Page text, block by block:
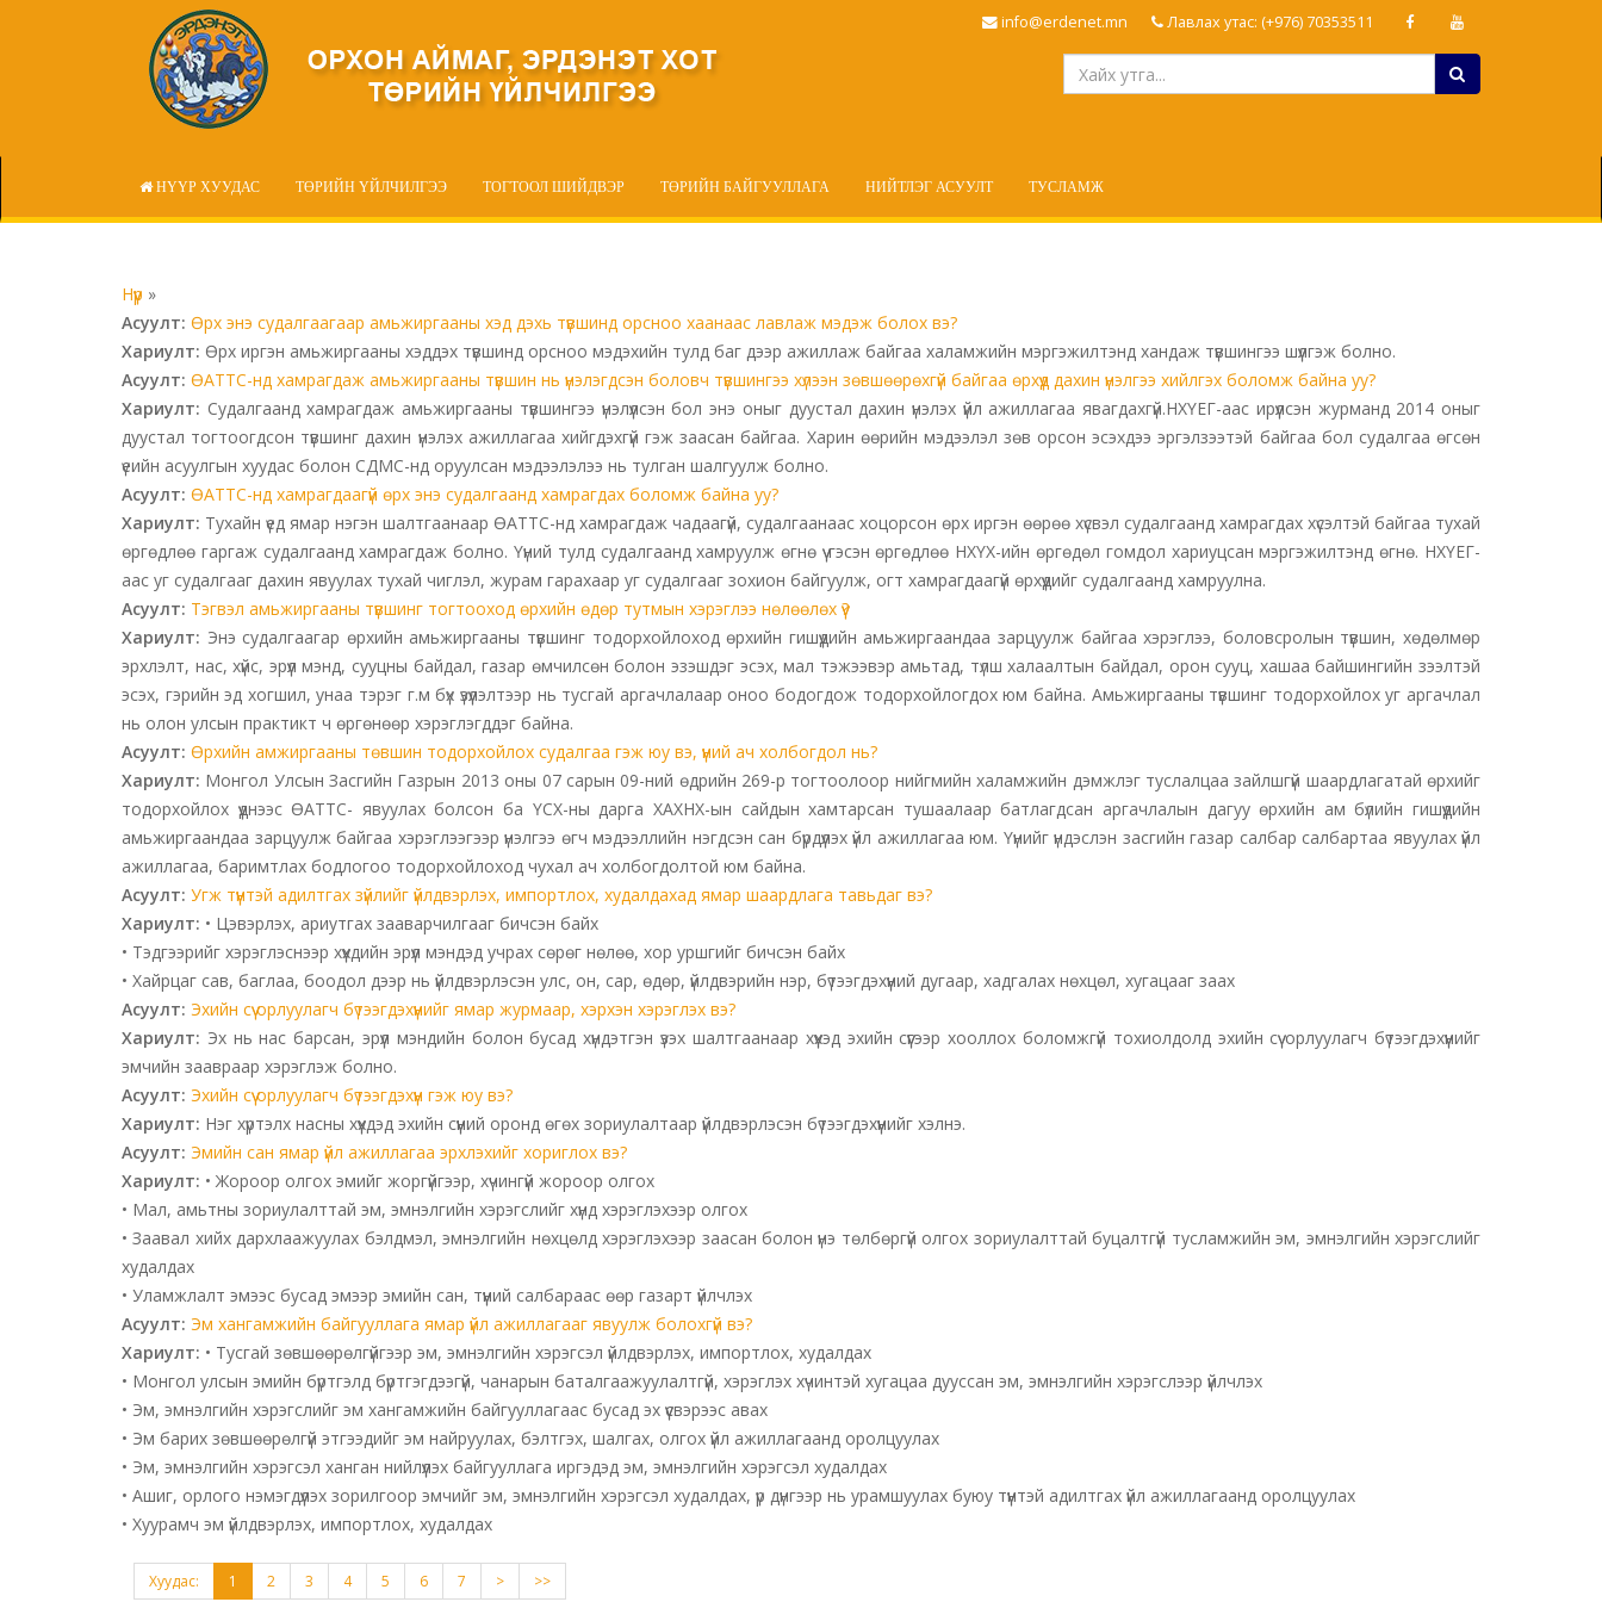
info@erdenet.mn Лавлах утас: (+976) 70353511
НҮҮР ХУУДАС ТӨРИЙН ҮЙЛЧИЛГЭЭ ТОГТООЛ ШИЙДВЭР ТӨРИЙН БАЙГУУЛЛАГА НИЙТЛЭГ АСУУЛТ ТУСЛАМЖ
Нүүр »
Асуулт: Өрх энэ судалгаагаар амьжиргааны хэд дэхь түвшинд орсноо хаанаас лавлаж мэдэж болох вэ?
Хариулт: Өрх иргэн амьжиргааны хэддэх түвшинд орсноо мэдэхийн тулд баг дээр ажиллаж байгаа халамжийн мэргэжилтэнд хандаж түвшингээ шүүлгэж болно.
Асуулт: ӨАТТС-нд хамрагдаж амьжиргааны түвшин нь үнэлэгдсэн боловч түвшингээ хүлээн зөвшөөрөхгүй байгаа өрхүүд дахин үнэлгээ хийлгэх боломж байна уу?
Хариулт: Судалгаанд хамрагдаж амьжиргааны түвшингээ үнэлүүлсэн бол энэ оныг дуустал дахин үнэлэх үйл ажиллагаа явагдахгүй.НХҮЕГ-аас ирүүлсэн журманд 2014 оныг
дуустал тогтоогдсон түвшинг дахин үнэлэх ажиллагаа хийгдэхгүй гэж заасан байгаа. Харин өөрийн мэдээлэл зөв орсон эсэхдээ эргэлзээтэй байгаа бол судалгаа өгсөн
үеийн асуулгын хуудас болон СДМС-нд оруулсан мэдээлэлээ нь тулган шалгуулж болно.
Асуулт: ӨАТТС-нд хамрагдаагүй өрх энэ судалгаанд хамрагдах боломж байна уу?
Хариулт: Тухайн үед ямар нэгэн шалтгаанаар ӨАТТС-нд хамрагдаж чадаагүй, судалгаанаас хоцорсон өрх иргэн өөрөө хүсвэл судалгаанд хамрагдах хүсэлтэй байгаа тухай
өргөдлөө гаргаж судалгаанд хамрагдаж болно. Үүний тулд судалгаанд хамруулж өгнө үү гэсэн өргөдлөө НХҮХ-ийн өргөдөл гомдол хариуцсан мэргэжилтэнд өгнө. НХҮЕГ-
аас уг судалгааг дахин явуулах тухай чиглэл, журам гарахаар уг судалгааг зохион байгуулж, огт хамрагдаагүй өрхүүдийг судалгаанд хамруулна.
Асуулт: Тэгвэл амьжиргааны түвшинг тогтооход өрхийн өдөр тутмын хэрэглээ нөлөөлөх үү?
Хариулт: Энэ судалгаагар өрхийн амьжиргааны түвшинг тодорхойлоход өрхийн гишүүдийн амьжиргаандаа зарцуулж байгаа хэрэглээ, боловсролын түвшин, хөдөлмөр
эрхлэлт, нас, хүйс, эрүүл мэнд, сууцны байдал, газар өмчилсөн болон эзэшдэг эсэх, мал тэжээвэр амьтад, түлш халаалтын байдал, орон сууц, хашаа байшингийн зээлтэй
эсэх, гэрийн эд хогшил, унаа тэрэг г.м бүх үзүүлэлтээр нь тусгай аргачлалаар оноо бодогдож тодорхойлогдох юм байна. Амьжиргааны түвшинг тодорхойлох уг аргачлал
нь олон улсын практикт ч өргөнөөр хэрэглэгддэг байна.
Асуулт: Өрхийн амжиргааны төвшин тодорхойлох судалгаа гэж юу вэ, үүний ач холбогдол нь?
Хариулт: Монгол Улсын Засгийн Газрын 2013 оны 07 сарын 09-ний өдрийн 269-р тогтоолоор нийгмийн халамжийн дэмжлэг туслалцаа зайлшгүй шаардлагатай өрхийг
тодорхойлох үүднээс ӨАТТС- явуулах болсон ба ҮСХ-ны дарга ХАХНХ-ын сайдын хамтарсан тушаалаар батлагдсан аргачлалын дагуу өрхийн ам бүлийн гишүүдийн
амьжиргаандаа зарцуулж байгаа хэрэглээгээр үнэлгээ өгч мэдээллийн нэгдсэн сан бүрдүүлэх үйл ажиллагаа юм. Үүнийг үндэслэн засгийн газар салбар салбартаа явуулах үйл
ажиллагаа, баримтлах бодлогоо тодорхойлоход чухал ач холбогдолтой юм байна.
Асуулт: Угж түүнтэй адилтгах зүйлийг үйлдвэрлэх, импортлох, худалдахад ямар шаардлага тавьдаг вэ?
Хариулт: • Цэвэрлэх, ариутгах зааварчилгааг бичсэн байх
• Тэдгээрийг хэрэглэснээр хүүхдийн эрүүл мэндэд учрах сөрөг нөлөө, хор уршгийг бичсэн байх
• Хайрцаг сав, баглаа, боодол дээр нь үйлдвэрлэсэн улс, он, сар, өдөр, үйлдвэрийн нэр, бүтээгдэхүүний дугаар, хадгалах нөхцөл, хугацааг заах
Асуулт: Эхийн сүү орлуулагч бүтээгдэхүүнийг ямар журмаар, хэрхэн хэрэглэх вэ?
Хариулт: Эх нь нас барсан, эрүүл мэндийн болон бусад хүндэтгэн үзэх шалтгаанаар хүүхэд эхийн сүүгээр хооллох боломжгүй тохиолдолд эхийн сүү орлуулагч бүтээгдэхүүнийг
эмчийн заавраар хэрэглэж болно.
Асуулт: Эхийн сүү орлуулагч бүтээгдэхүүн гэж юу вэ?
Хариулт: Нэг хүртэлх насны хүүхдэд эхийн сүүний оронд өгөх зориулалтаар үйлдвэрлэсэн бүтээгдэхүүнийг хэлнэ.
Асуулт: Эмийн сан ямар үйл ажиллагаа эрхлэхийг хориглох вэ?
Хариулт: • Жороор олгох эмийг жоргүйгээр, хүчингүй жороор олгох
• Мал, амьтны зориулалттай эм, эмнэлгийн хэрэгслийг хүнд хэрэглэхээр олгох
• Заавал хийх дархлаажуулах бэлдмэл, эмнэлгийн нөхцөлд хэрэглэхээр заасан болон үнэ төлбөргүй олгох зориулалттай буцалтгүй тусламжийн эм, эмнэлгийн хэрэгслийг
худалдах
• Уламжлалт эмээс бусад эмээр эмийн сан, түүний салбараас өөр газарт үйлчлэх
Асуулт: Эм хангамжийн байгууллага ямар үйл ажиллагааг явуулж болохгүй вэ?
Хариулт: • Тусгай зөвшөөрөлгүйгээр эм, эмнэлгийн хэрэгсэл үйлдвэрлэх, импортлох, худалдах
• Монгол улсын эмийн бүртгэлд бүртгэгдээгүй, чанарын баталгаажуулалтгүй, хэрэглэх хүчинтэй хугацаа дууссан эм, эмнэлгийн хэрэгслээр үйлчлэх
• Эм, эмнэлгийн хэрэгслийг эм хангамжийн байгууллагаас бусад эх үүсвэрээс авах
• Эм барих зөвшөөрөлгүй этгээдийг эм найруулах, бэлтгэх, шалгах, олгох үйл ажиллагаанд оролцуулах
• Эм, эмнэлгийн хэрэгсэл ханган нийлүүлэх байгууллага иргэдэд эм, эмнэлгийн хэрэгсэл худалдах
• Ашиг, орлого нэмэгдүүлэх зорилгоор эмчийг эм, эмнэлгийн хэрэгсэл худалдах, үр дүнгээр нь урамшуулах буюу түүнтэй адилтгах үйл ажиллагаанд оролцуулах
• Хуурамч эм үйлдвэрлэх, импортлох, худалдах
Хуудас: 1 2 3 4 5 6 7 > >>